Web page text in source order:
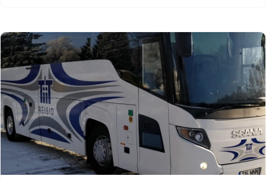
tai massaaži ja joogatarvikute renti (matid, plokid, pleedid jne.)
Seminaritehnikast on saadaval pabertahvel, ekraan ja
dataprojektor. Saali suurus on 60 m2 ja ilma tavapärase
mööblita mahub saali max 50 inimest püstijalaüritusena,
ümmarguste laudade taha istuma 20-30 inimest, joogatundi
mattidele kuni 20 inimest. Meil on suur õueala ja suveterass,
kus saab korraldada ka kontserte.